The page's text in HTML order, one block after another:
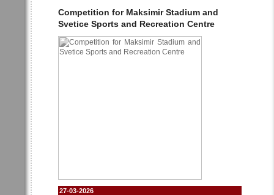
Competition for Maksimir Stadium and
Svetice Sports and Recreation Centre
27-03-2026